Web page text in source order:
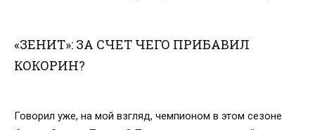
«ЗЕНИТ»: ЗА СЧЕТ ЧЕГО ПРИБАВИЛ
КОКОРИН?
Говорил уже, на мой взгляд, чемпионом в этом сезоне